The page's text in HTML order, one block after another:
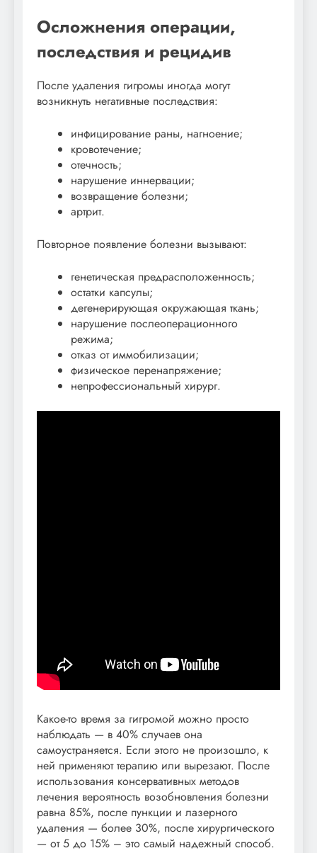
Осложнения операции,
последствия и рецидив
После удаления гигромы иногда могут
возникнуть негативные последствия:
инфицирование раны, нагноение;
кровотечение;
отечность;
нарушение иннервации;
возвращение болезни;
артрит.
Повторное появление болезни вызывают:
генетическая предрасположенность;
остатки капсулы;
дегенерирующая окружающая ткань;
нарушение послеоперационного
режима;
отказ от иммобилизации;
физическое перенапряжение;
непрофессиональный хирург.
Какое-то время за гигромой можно просто
наблюдать — в 40% случаев она
самоустраняется. Если этого не произошло, к
ней применяют терапию или вырезают. После
использования консервативных методов
лечения вероятность возобновления болезни
равна 85%, после пункции и лазерного
удаления — более 30%, после хирургического
— от 5 до 15% – это самый надежный способ.